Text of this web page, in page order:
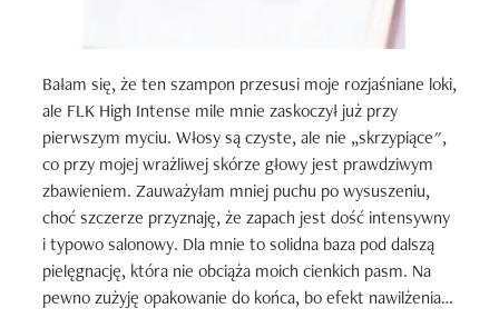
Bałam się, że ten szampon przesusi moje rozjaśniane loki,
ale FLK High Intense mile mnie zaskoczył już przy
pierwszym myciu. Włosy są czyste, ale nie „skrzypiące",
co przy mojej wrażliwej skórze głowy jest prawdziwym
zbawieniem. Zauważyłam mniej puchu po wysuszeniu,
choć szczerze przyznaję, że zapach jest dość intensywny
i typowo salonowy. Dla mnie to solidna baza pod dalszą
pielęgnację, która nie obciąża moich cienkich pasm. Na
pewno zużyję opakowanie do końca, bo efekt nawilżenia